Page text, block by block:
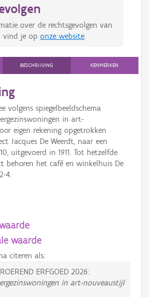
over de rechtsgevolgen van
vind je op onze website
BESCHRIJVING KENMERKEN
volgens spiegelbeeldschema
in art-
eigen rekening opgetrokken
Jacques De Weerdt, naar een
uitgevoerd in 1911. Tot hetzelfde
behoren het café en winkelhuis De
4.
waarde
citeren als:
ERFGOED 2026:
in art-nouveaustijl